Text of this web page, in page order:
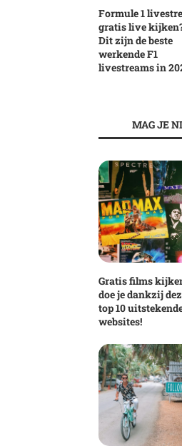
Formule 1
gratis live
Dit zijn de beste
werkende F1
livestreams in
MAG JE
Gratis films
doe je dankzij
top 10
websites!